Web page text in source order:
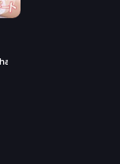
รักร่วมเพศ Kiss Date Rio